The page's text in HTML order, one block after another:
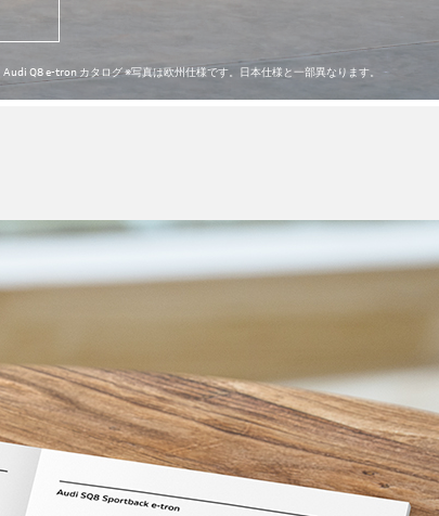
Audi Q8 e-tron カタログ ※写真は欧州仕様です。日本仕様と一部異なります。